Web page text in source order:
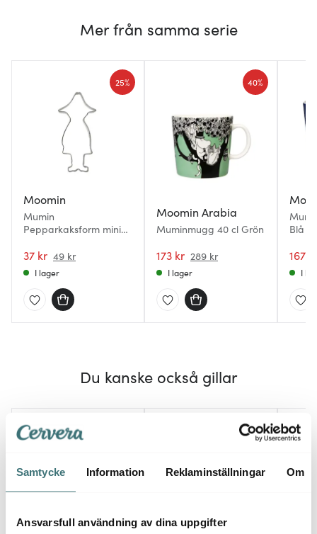
Samtycke Information Reklaminställningar Om
Ansvarsfull användning av dina uppgifter
Mer från samma serie
Moomin
Mumin
Pepparkaksform mini
37 kr 49 kr
25%
I lager
Moomin Arabia
Muminmugg 40 cl Grön
173 kr 289 kr
40%
I lager
Blå
167
I
Du kanske också gillar
30%